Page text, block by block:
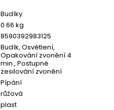
Budíky
0.66 kg
8590392983125
Budík, Osvětlení,
Opakování zvonění 4
min., Postupné
zesilování zvonění
Pípání
růžová
plast